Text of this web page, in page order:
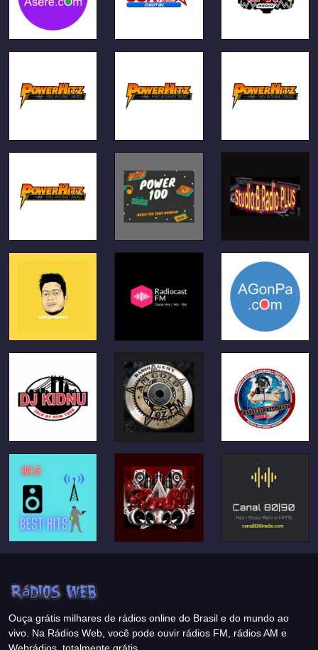
Ouça grátis milhares de rádios online do Brasil e do mundo ao
vivo. Na Rádios Web, você pode ouvir rádios FM, rádios AM e